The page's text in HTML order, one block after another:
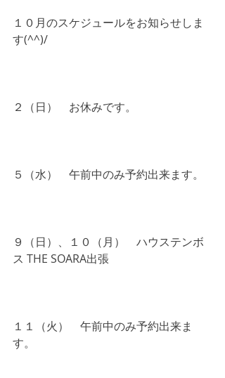
１０月のスケジュールをお知らせしま
す(^^)/
２（日）　お休みです。
５（水）　午前中のみ予約出来ます。
９（日）、１０（月）　ハウステンボ
ス THE SOARA出張
１１（火）　午前中のみ予約出来ま
す。